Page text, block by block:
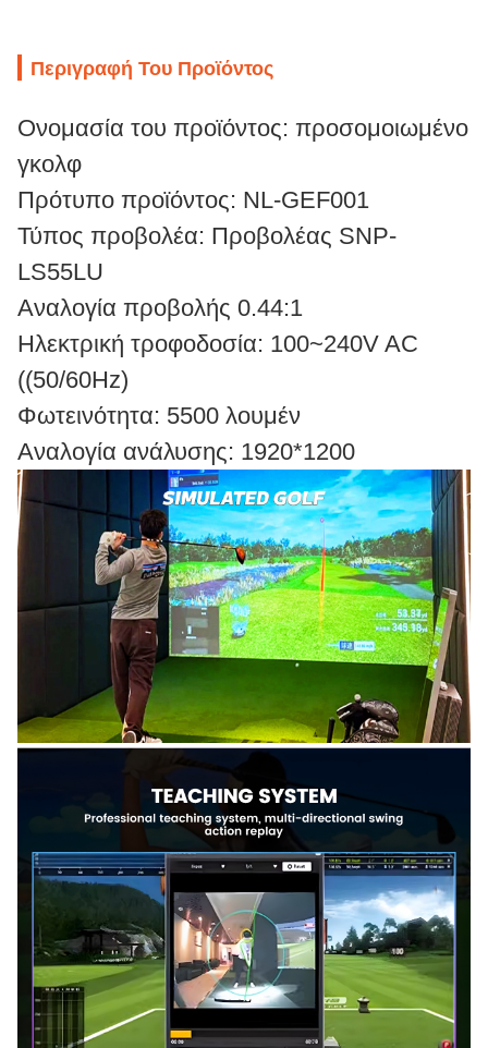
Περιγραφή Του Προϊόντος
Ονομασία του προϊόντος: προσομοιωμένο
γκολφ
Πρότυπο προϊόντος: NL-GEF001
Τύπος προβολέα: Προβολέας SNP-
LS55LU
Αναλογία προβολής 0.44:1
Ηλεκτρική τροφοδοσία: 100~240V AC
((50/60Hz)
Φωτεινότητα: 5500 λουμέν
Αναλογία ανάλυσης: 1920*1200